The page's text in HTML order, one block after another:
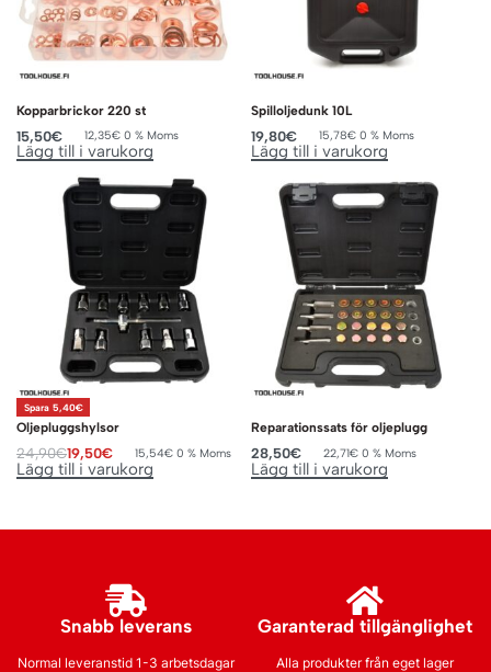
Kopparbrickor 220 st
15,50€ 12,35€ 0 % Moms
Lägg till i varukorg
Spilloljedunk 10L
19,80€ 15,78€ 0 % Moms
Lägg till i varukorg
Spara 5,40€
Oljepluggshylsor
24,90€19,50€ 15,54€ 0 % Moms
Lägg till i varukorg
Reparationssats för oljeplugg
28,50€ 22,71€ 0 % Moms
Lägg till i varukorg
Snabb leverans
Normal leveranstid 1-3 arbetsdagar
Garanterad tillgänglighet
Alla produkter från eget lager